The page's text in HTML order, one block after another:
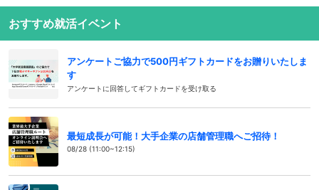
おすすめ就活イベント
アンケートご協力で500円ギフトカードをお贈りいたしま
す
アンケートに回答してギフトカードを受け取る
最短成長が可能！大手企業の店舗管理職へご招待！
08/28 (11:00~12:15)